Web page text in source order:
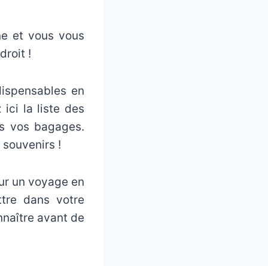
et vous vous
!
en
ici la liste des
vos bagages.
!
un voyage en
dans votre
avant de